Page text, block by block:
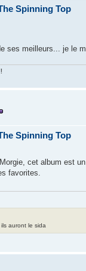
Spinning Top
ses meilleurs... je le
Spinning Top
cet album est
favorites.
auront le sida